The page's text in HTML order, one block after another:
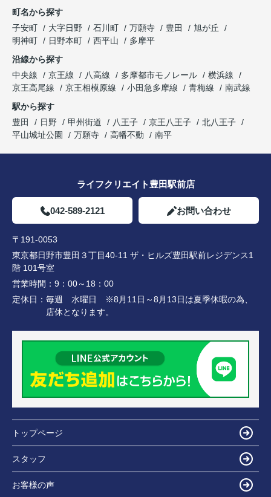
町名から探す
子安町
大字日野 石川町 万願寺 豊田
旭が丘
明神町
日野本町 西平山
多摩平
沿線から探す
中央線
京王線 八高線 多摩都市モノレール
横浜線
京王高尾線
京王相模原線 小田急多摩線 青梅線
南武線
駅から探す
豊田
日野 甲州街道 八王子 京王八王子
北八王子
平山城址公園
万願寺 高幡不動 南平
ライフクリエイト豊田駅前店
042-589-2121 お問い合わせ
〒191-0053
東京都日野市豊田３丁目40-11 ザ・ヒルズ豊田駅前レジデンス1
階 101号室
営業時間： 9：00～18：00
定休日： 毎週 水曜日 ※8月11日～8月13日は夏季休暇の為、
店休となります。
トップページ
スタッフ
お客様の声